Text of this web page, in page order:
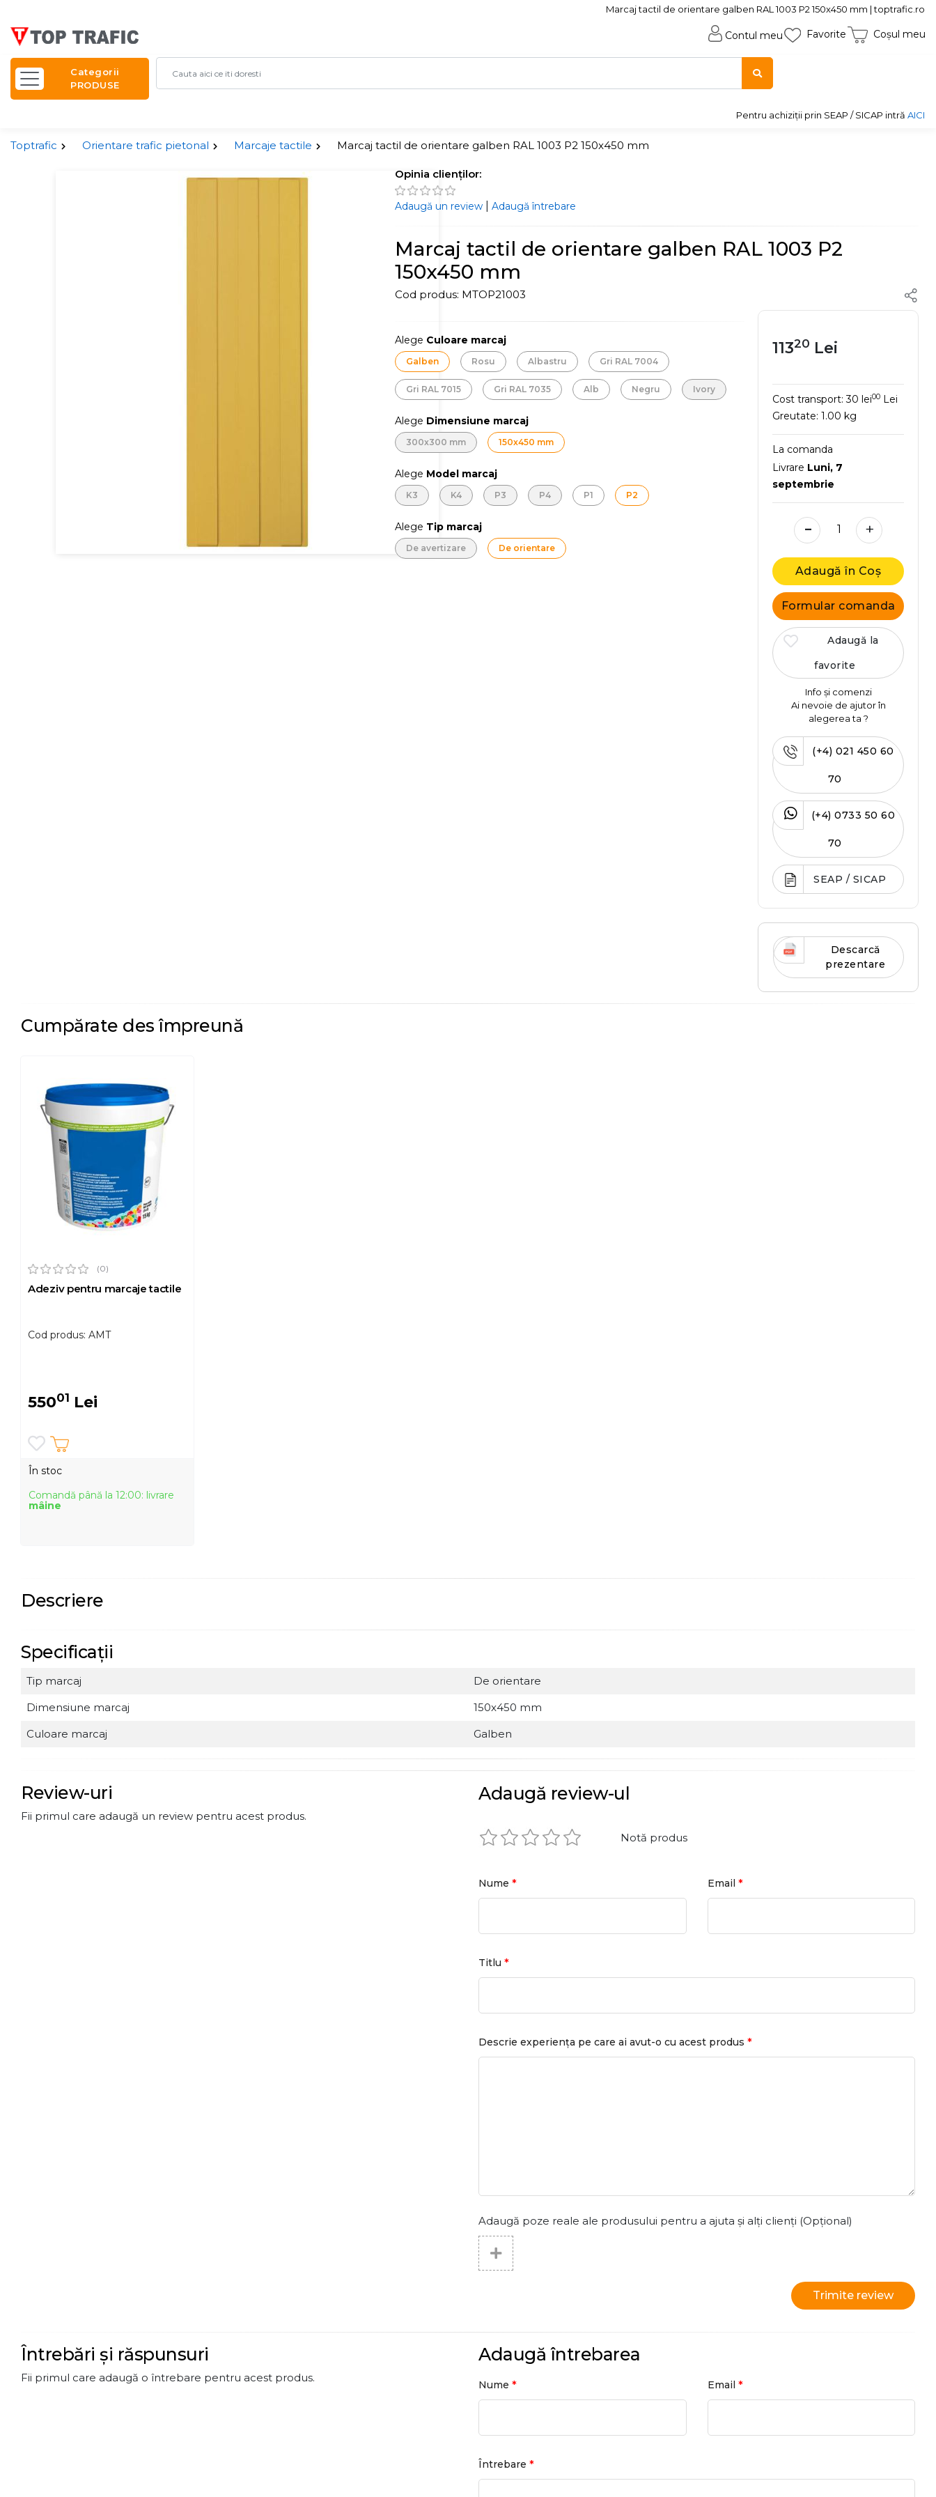
Marcaj tactil de orientare galben RAL 1003 P2 150x450 mm | toptrafic.ro
Contul meu Favorite Coșul meu
Categorii
PRODUSE
Pentru achiziții prin SEAP / SICAP intră AICI
Toptrafic Orientare trafic pietonal Marcaje tactile Marcaj tactil de orientare galben RAL 1003 P2 150x450 mm
Opinia clienților:
Adaugă un review |Adaugă întrebare
Marcaj tactil de orientare galben RAL 1003 P2
150x450 mm
Cod produs: MTOP21003
Alege Culoare marcaj
Galben Rosu Albastru Gri RAL 7004
Gri RAL 7015 Gri RAL 7035 Alb Negru Ivory
Alege Dimensiune marcaj
300x300 mm 150x450 mm
Alege Model marcaj
K3 K4 P3 P4 P1 P2
Alege Tip marcaj
De avertizare De orientare
11320 Lei
Cost transport:30 lei00 Lei
Greutate:1.00 kg
La comanda
Livrare Luni, 7
septembrie
- +
Adaugă în Coș
Formular comanda
Adaugă la
favorite
Info și comenzi
Ai nevoie de ajutor în
alegerea ta ?
(+4) 021 450 60
70
(+4) 0733 50 60
70
SEAP / SICAP
Descarcă
prezentare
Cumpărate des împreună
(0)
Adeziv pentru marcaje tactile
Cod produs: AMT
55001 Lei
În stoc
Comandă până la 12:00: livrare
mâine
Descriere
Specificații
Tip marcaj
De orientare
Dimensiune marcaj
150x450 mm
Culoare marcaj
Galben
Review-uri
Fii primul care adaugă un review pentru acest produs.
Adaugă review-ul
Notă produs
Nume * Email *
Titlu *
Descrie experiența pe care ai avut-o cu acest produs *
Adaugă poze reale ale produsului pentru a ajuta și alți clienți (Opțional)
Trimite review
Întrebări și răspunsuri
Fii primul care adaugă o întrebare pentru acest produs.
Adaugă întrebarea
Nume * Email *
Întrebare *